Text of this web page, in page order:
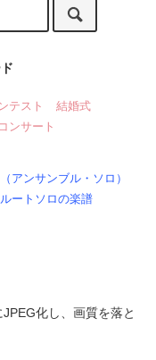
テスト
結婚式
ンサート
アンサンブル・ソロ）
ートソロの楽譜
化し、画質を落と